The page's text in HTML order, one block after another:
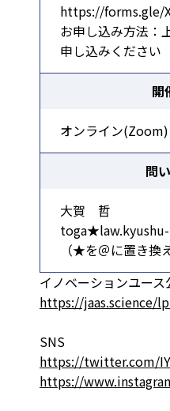
https://forms.gle/
お申し込み方法：
申し込みください
開
オンライン(Zoom)
問
大賀 哲
（★を＠に置き換
イノベーションユース
https://jaas.science/
SNS
https://twitter.com/
https://